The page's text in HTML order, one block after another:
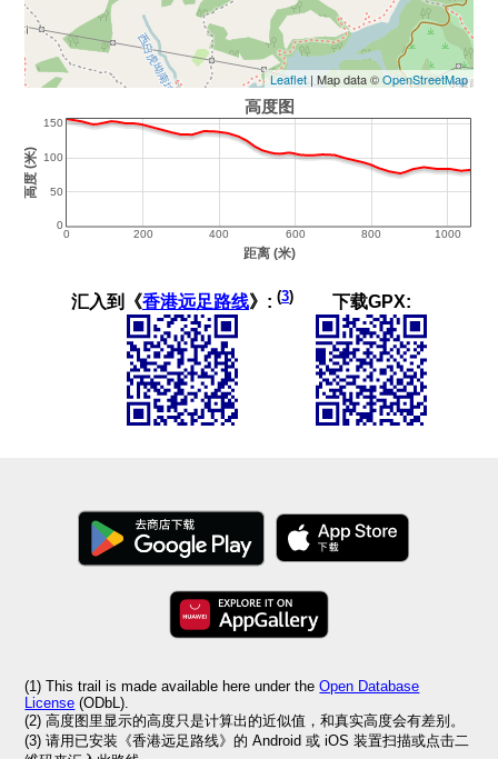
Leaflet| Map data ©OpenStreetMap
汇入到《香港远足路线》: (3) 下载GPX:
(1) This trail is made available here under theOpen Database
License (ODbL).
(2) 高度图里显示的高度只是计算出的近似值，和真实高度会有差别。
(3) 请用已安装《香港远足路线》的 Android 或 iOS 装置扫描或点击二